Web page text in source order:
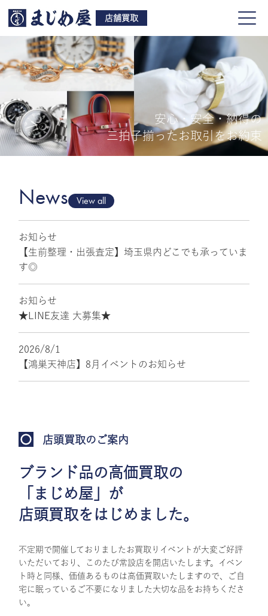
店舗買取
買取品目
店舗一覧
安心・安全・納得の
三拍子揃ったお取引をお約束
News View all
お知らせ
【生前整理・出張査定】埼玉県内どこでも承っていま
す◎
お知らせ
★LINE友達 大募集★
2026/8/1
【鴻巣天神店】8月イベントのお知らせ
店頭買取のご案内
ブランド品の高価買取の
「まじめ屋」が
店頭買取をはじめました。
不定期で開催しておりましたお買取りイベントが大変ご好評
いただいており、このたび常設店を開店いたします。イベン
ト時と同様、価値あるものは高価買取いたしますので、ご自
宅に眠っているご不要になりました大切な品をお持ちくださ
い。